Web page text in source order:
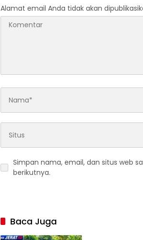
Alamat email Anda tidak akan
Simpan nama, email, dan situs web
berikutnya.
Baca Juga